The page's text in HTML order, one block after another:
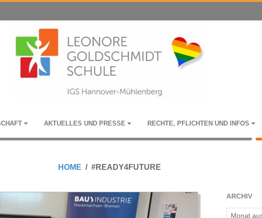
AKTU­EL­LES UND PRESSE RECHTE, PFLICH­TEN UND INFOS
HOME #READY4FUTURE
ARCHIV
Archiv